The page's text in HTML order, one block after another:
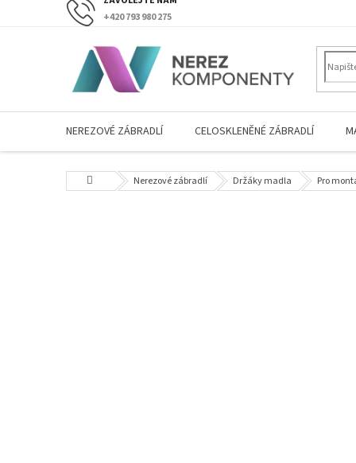
+420 793 980 275
NEREZOVÉ ZÁBRADLÍ CELOSKLENĚNÉ ZÁBRADLÍ
Domů Nerezové zábradlí Držáky madla Pro